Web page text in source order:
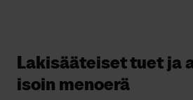
Lakisääteiset tuet ja
isoin menoerä